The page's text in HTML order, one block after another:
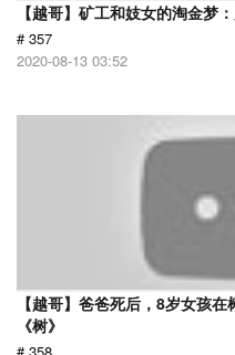
【越哥】矿工和妓女的淘金梦
# 357
2020-08-13 03:52
【越哥】爸爸死后，8岁女孩
《树》